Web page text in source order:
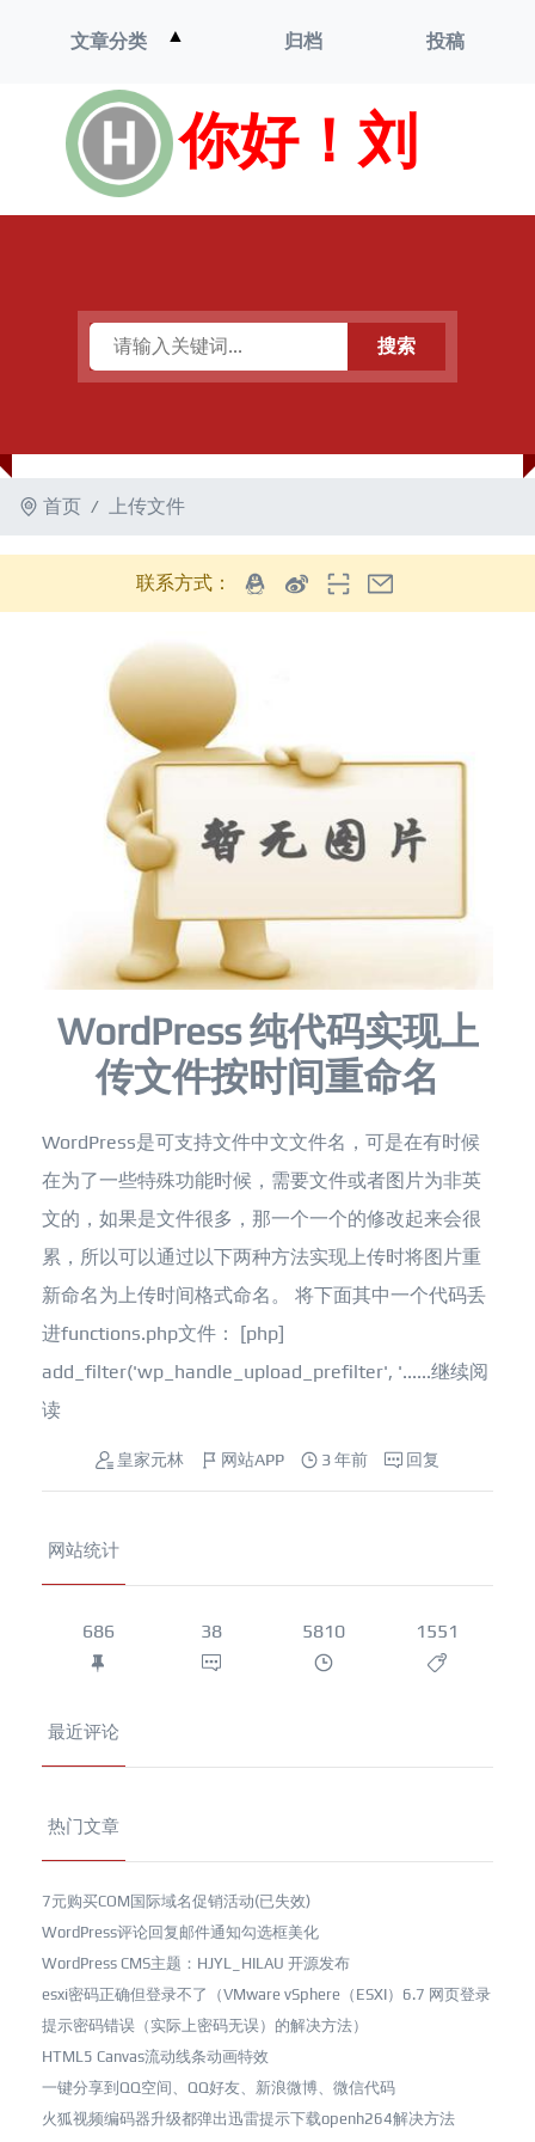
你好！刘
文章分类 ▲
单
归档 投稿
搜索
首页 上传文件
联系方式：
WordPress 纯代码实现上
传文件按时间重命名
WordPress是可支持文件中文文件名，可是在有时候
在为了一些特殊功能时候，需要文件或者图片为非英
文的，如果是文件很多，那一个一个的修改起来会很
累，所以可以通过以下两种方法实现上传时将图片重
新命名为上传时间格式命名。 将下面其中一个代码丢
进functions.php文件： [php]
add_filter('wp_handle_upload_prefilter', '......继续阅
读
皇家元林 网站APP 3 年前 回复
网站统计
686 38 5810 1551
最近评论
热门文章
7元购买COM国际域名促销活动(已失效)
WordPress评论回复邮件通知勾选框美化
WordPress CMS主题：HJYL_HILAU 开源发布
esxi密码正确但登录不了（VMware vSphere（ESXI）6.7 网页登录
提示密码错误（实际上密码无误）的解决方法）
HTML5 Canvas流动线条动画特效
一键分享到QQ空间、QQ好友、新浪微博、微信代码
火狐视频编码器升级都弹出迅雷提示下载openh264解决方法